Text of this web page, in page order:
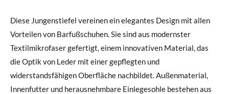
Diese Jungenstiefel vereinen ein elegantes Design mit allen
Vorteilen von Barfußschuhen. Sie sind aus modernster
Textilmikrofaser gefertigt, einem innovativen Material, das
die Optik von Leder mit einer gepflegten und
widerstandsfähigen Oberfläche nachbildet. Außenmaterial,
Innenfutter und herausnehmbare Einlegesohle bestehen aus